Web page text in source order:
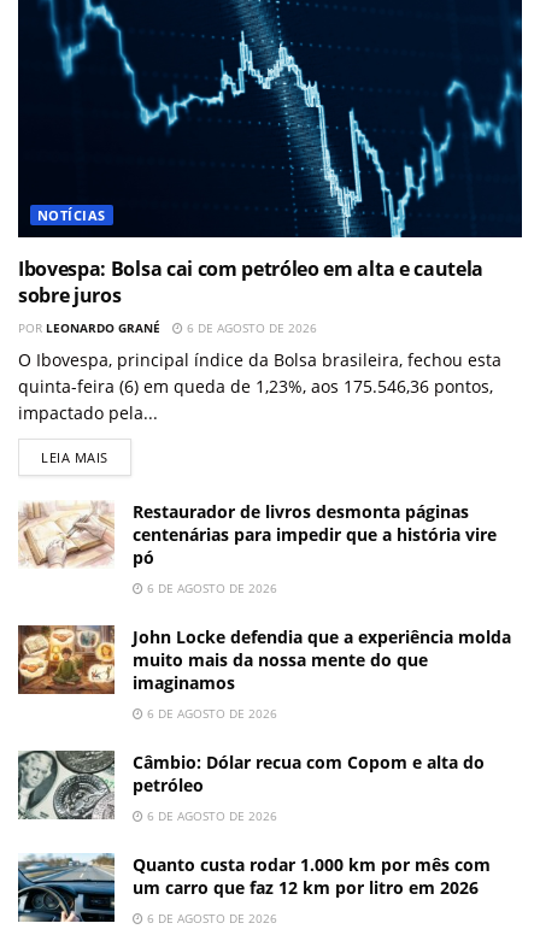
NOTÍCIAS
Ibovespa: Bolsa cai com petróleo em alta e cautela
sobre juros
POR LEONARDO GRANÉ 6 DE AGOSTO DE 2026
O Ibovespa, principal índice da Bolsa brasileira, fechou esta
quinta-feira (6) em queda de 1,23%, aos 175.546,36 pontos,
impactado pela...
LEIA MAIS
Restaurador de livros desmonta páginas
centenárias para impedir que a história vire
pó
6 DE AGOSTO DE 2026
John Locke defendia que a experiência molda
muito mais da nossa mente do que
imaginamos
6 DE AGOSTO DE 2026
Câmbio: Dólar recua com Copom e alta do
petróleo
6 DE AGOSTO DE 2026
Quanto custa rodar 1.000 km por mês com
um carro que faz 12 km por litro em 2026
6 DE AGOSTO DE 2026